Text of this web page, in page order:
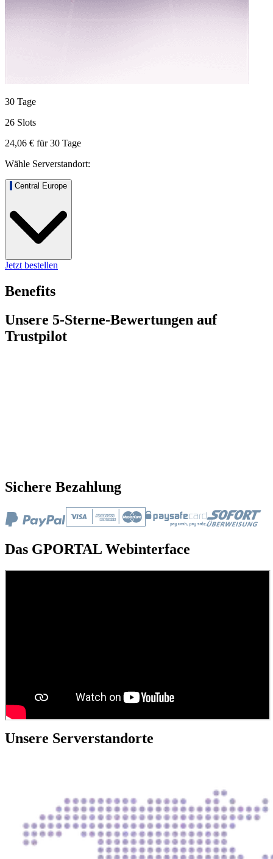
30 Tage
26 Slots
24,06 € für30 Tage
Wähle Serverstandort:
Central Europe
Jetzt bestellen
Benefits
Unsere 5-Sterne-Bewertungen auf
Trustpilot
Sichere Bezahlung
Das GPORTAL Webinterface
Unsere Serverstandorte